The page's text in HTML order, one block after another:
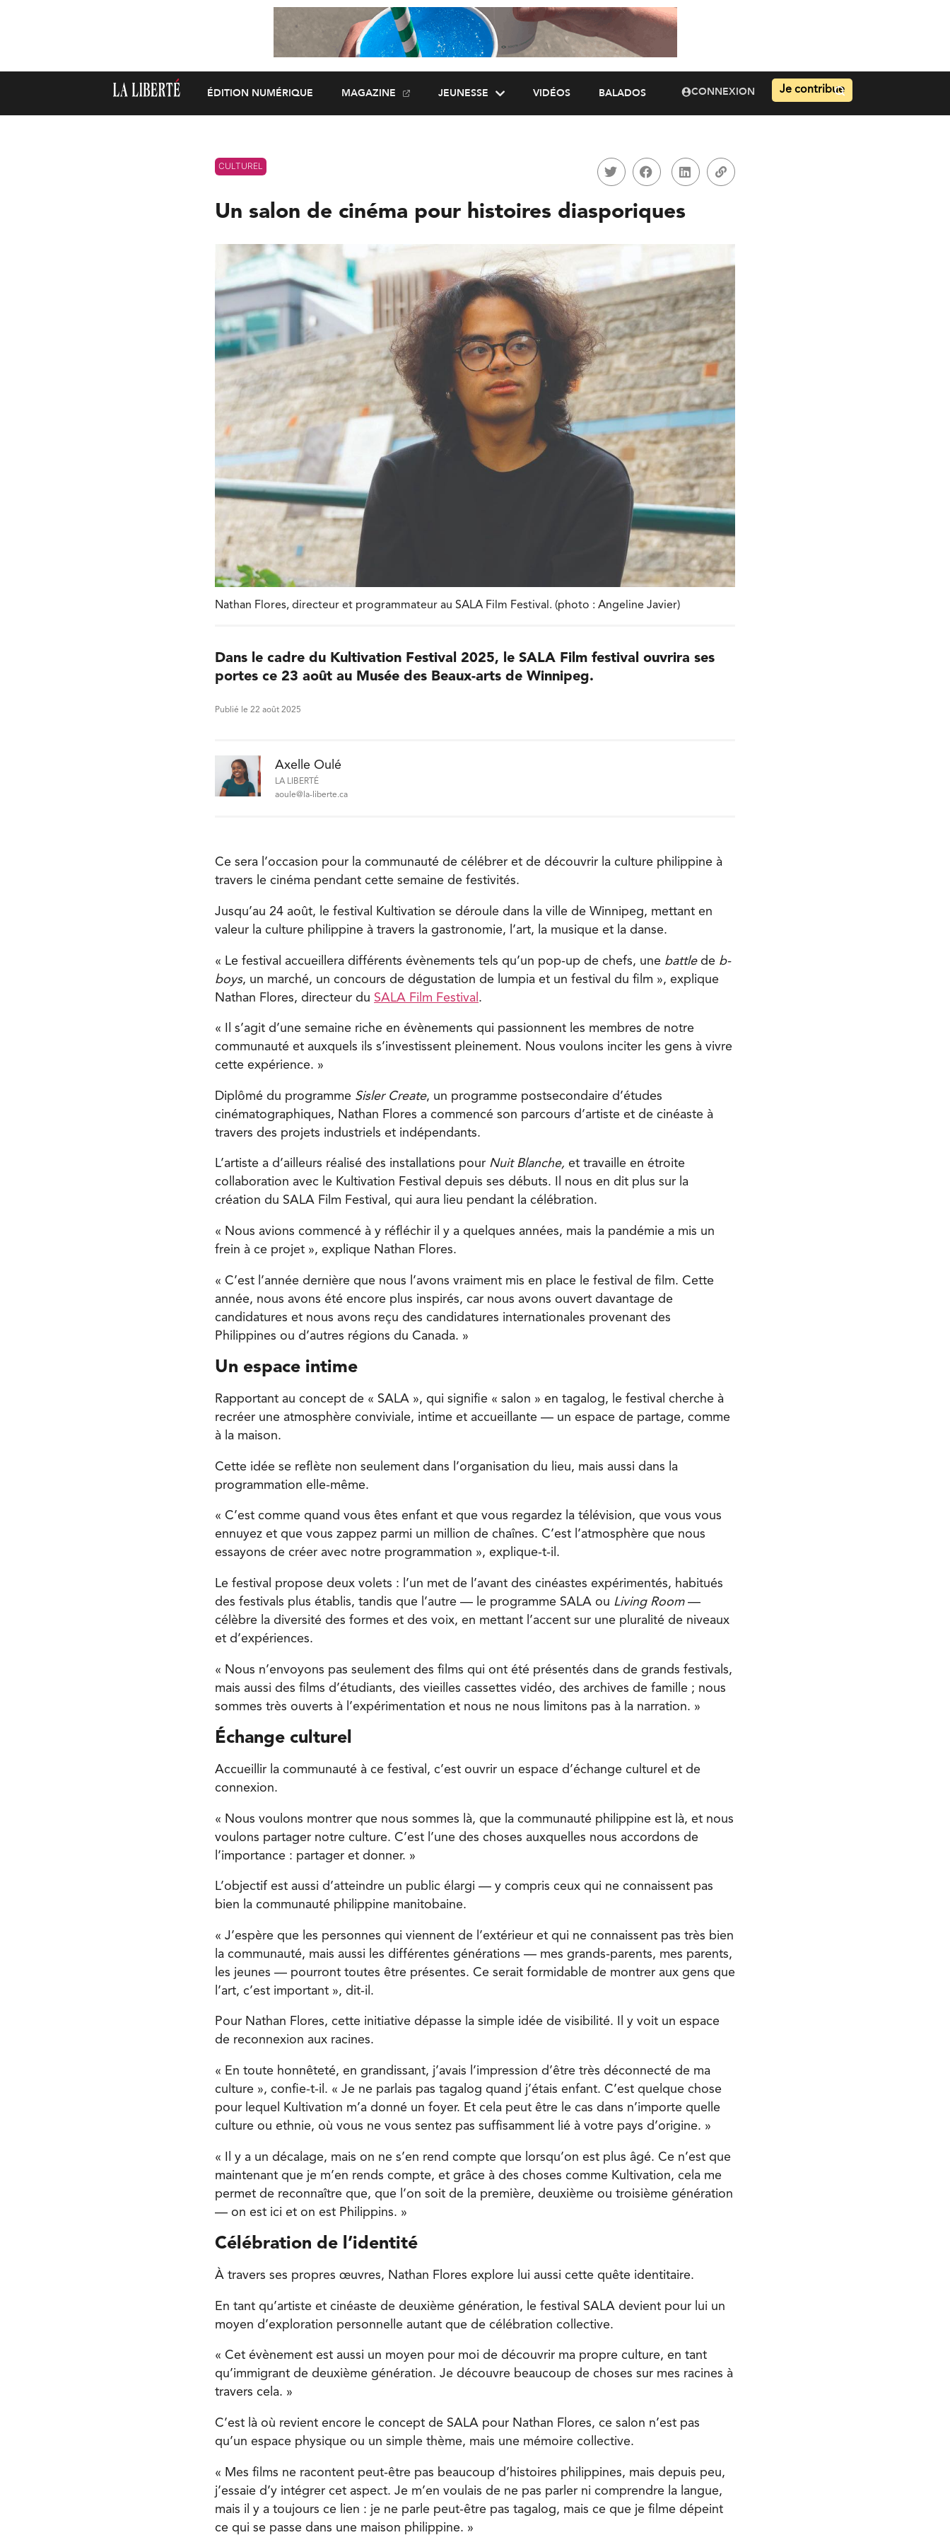
ÉDITION NUMÉRIQUE MAGAZINE JEUNESSE VIDÉOS BALADOS CONNEXION Je contribue
CULTUREL
Un salon de cinéma pour histoires diasporiques
Nathan Flores, directeur et programmateur au SALA Film Festival. (photo : Angeline Javier)
Dans le cadre du Kultivation Festival 2025, le SALA Film festival ouvrira ses
portes ce 23 août au Musée des Beaux-arts de Winnipeg.
Publié le 22 août 2025
Axelle Oulé
LA LIBERTÉ
aoule@la-liberte.ca
Ce sera l’occasion pour la communauté de célébrer et de découvrir la culture philippine à
travers le cinéma pendant cette semaine de festivités.
Jusqu’au 24 août, le festival Kultivation se déroule dans la ville de Winnipeg, mettant en
valeur la culture philippine à travers la gastronomie, l’art, la musique et la danse.
« Le festival accueillera différents évènements tels qu’un pop-up de chefs, une battlede b-
boys, un marché, un concours de dégustation de lumpia et un festival du film », explique
Nathan Flores, directeur du SALA Film Festival .
« Il s’agit d’une semaine riche en évènements qui passionnent les membres de notre
communauté et auxquels ils s’investissent pleinement. Nous voulons inciter les gens à vivre
cette expérience. »
Diplômé du programme Sisler Create, un programme postsecondaire d’études
cinématographiques, Nathan Flores a commencé son parcours d’artiste et de cinéaste à
travers des projets industriels et indépendants.
L’artiste a d’ailleurs réalisé des installations pour Nuit Blanche, et travaille en étroite
collaboration avec le Kultivation Festival depuis ses débuts. Il nous en dit plus sur la
création du SALA Film Festival, qui aura lieu pendant la célébration.
« Nous avions commencé à y réfléchir il y a quelques années, mais la pandémie a mis un
frein à ce projet », explique Nathan Flores.
« C’est l’année dernière que nous l’avons vraiment mis en place le festival de film. Cette
année, nous avons été encore plus inspirés, car nous avons ouvert davantage de
candidatures et nous avons reçu des candidatures internationales provenant des
Philippines ou d’autres régions du Canada. »
Un espace intime
Rapportant au concept de « SALA », qui signifie « salon » en tagalog, le festival cherche à
recréer une atmosphère conviviale, intime et accueillante — un espace de partage, comme
à la maison.
Cette idée se reflète non seulement dans l’organisation du lieu, mais aussi dans la
programmation elle-même.
« C’est comme quand vous êtes enfant et que vous regardez la télévision, que vous vous
ennuyez et que vous zappez parmi un million de chaînes. C’est l’atmosphère que nous
essayons de créer avec notre programmation », explique-t-il.
Le festival propose deux volets : l’un met de l’avant des cinéastes expérimentés, habitués
des festivals plus établis, tandis que l’autre — le programme SALA ou Living Room—
célèbre la diversité des formes et des voix, en mettant l’accent sur une pluralité de niveaux
et d’expériences.
« Nous n’envoyons pas seulement des films qui ont été présentés dans de grands festivals,
mais aussi des films d’étudiants, des vieilles cassettes vidéo, des archives de famille ; nous
sommes très ouverts à l’expérimentation et nous ne nous limitons pas à la narration. »
Échange culturel
Accueillir la communauté à ce festival, c’est ouvrir un espace d’échange culturel et de
connexion.
« Nous voulons montrer que nous sommes là, que la communauté philippine est là, et nous
voulons partager notre culture. C’est l’une des choses auxquelles nous accordons de
l’importance : partager et donner. »
L’objectif est aussi d’atteindre un public élargi — y compris ceux qui ne connaissent pas
bien la communauté philippine manitobaine.
« J’espère que les personnes qui viennent de l’extérieur et qui ne connaissent pas très bien
la communauté, mais aussi les différentes générations — mes grands-parents, mes parents,
les jeunes — pourront toutes être présentes. Ce serait formidable de montrer aux gens que
l’art, c’est important », dit-il.
Pour Nathan Flores, cette initiative dépasse la simple idée de visibilité. Il y voit un espace
de reconnexion aux racines.
« En toute honnêteté, en grandissant, j’avais l’impression d’être très déconnecté de ma
culture », confie-t-il. « Je ne parlais pas tagalog quand j’étais enfant. C’est quelque chose
pour lequel Kultivation m’a donné un foyer. Et cela peut être le cas dans n’importe quelle
culture ou ethnie, où vous ne vous sentez pas suffisamment lié à votre pays d’origine. »
« Il y a un décalage, mais on ne s’en rend compte que lorsqu’on est plus âgé. Ce n’est que
maintenant que je m’en rends compte, et grâce à des choses comme Kultivation, cela me
permet de reconnaître que, que l’on soit de la première, deuxième ou troisième génération
— on est ici et on est Philippins. »
Célébration de l’identité
À travers ses propres œuvres, Nathan Flores explore lui aussi cette quête identitaire.
En tant qu’artiste et cinéaste de deuxième génération, le festival SALA devient pour lui un
moyen d’exploration personnelle autant que de célébration collective.
« Cet évènement est aussi un moyen pour moi de découvrir ma propre culture, en tant
qu’immigrant de deuxième génération. Je découvre beaucoup de choses sur mes racines à
travers cela. »
C’est là où revient encore le concept de SALA pour Nathan Flores, ce salon n’est pas
qu’un espace physique ou un simple thème, mais une mémoire collective.
« Mes films ne racontent peut-être pas beaucoup d’histoires philippines, mais depuis peu,
j’essaie d’y intégrer cet aspect. Je m’en voulais de ne pas parler ni comprendre la langue,
mais il y a toujours ce lien : je ne parle peut-être pas tagalog, mais ce que je filme dépeint
ce qui se passe dans une maison philippine. »